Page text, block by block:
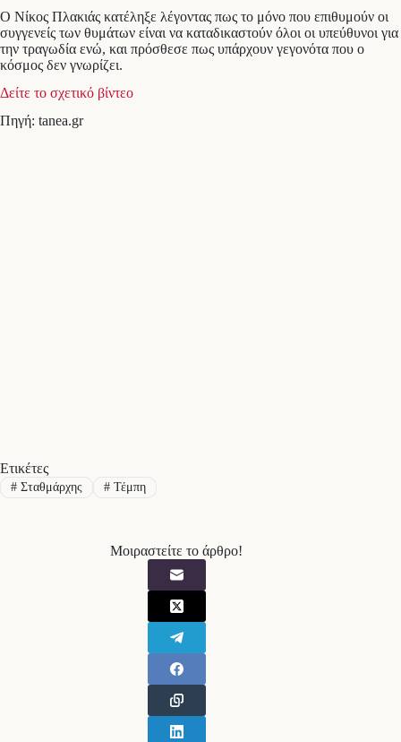
Ο Νίκος Πλακιάς κατέληξε λέγοντας πως το μόνο που επιθυμούν οι
συγγενείς των θυμάτων είναι να καταδικαστούν όλοι οι υπεύθυνοι για
την τραγωδία ενώ, και πρόσθεσε πως υπάρχουν γεγονότα που ο
κόσμος δεν γνωρίζει.
Δείτε το σχετικό βίντεο
Πηγή: tanea.gr
Ετικέτες
#Σταθμάρχης #Τέμπη
Μοιραστείτε το άρθρο!